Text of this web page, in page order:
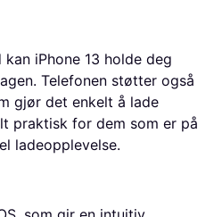
iPhone 13 holde deg
Telefonen støtter også
gjør det enkelt å lade
praktisk for dem som er på
ladeopplevelse.